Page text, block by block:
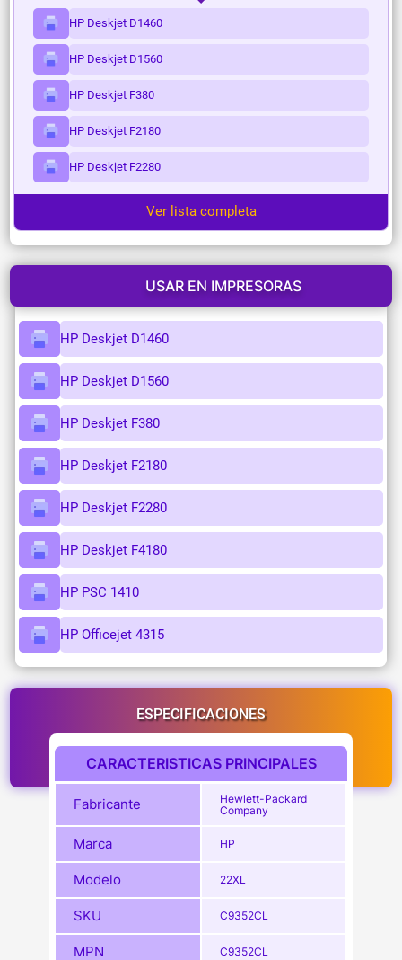
HP Deskjet D1460
HP Deskjet D1560
HP Deskjet F380
HP Deskjet F2180
HP Deskjet F2280
Ver lista completa
USAR EN IMPRESORAS
HP Deskjet D1460
HP Deskjet D1560
HP Deskjet F380
HP Deskjet F2180
HP Deskjet F2280
HP Deskjet F4180
HP PSC 1410
HP Officejet 4315
ESPECIFICACIONES
CARACTERISTICAS PRINCIPALES
Fabricante
Hewlett-Packard
Company
Marca HP
Modelo 22XL
SKU C9352CL
MPN C9352CL